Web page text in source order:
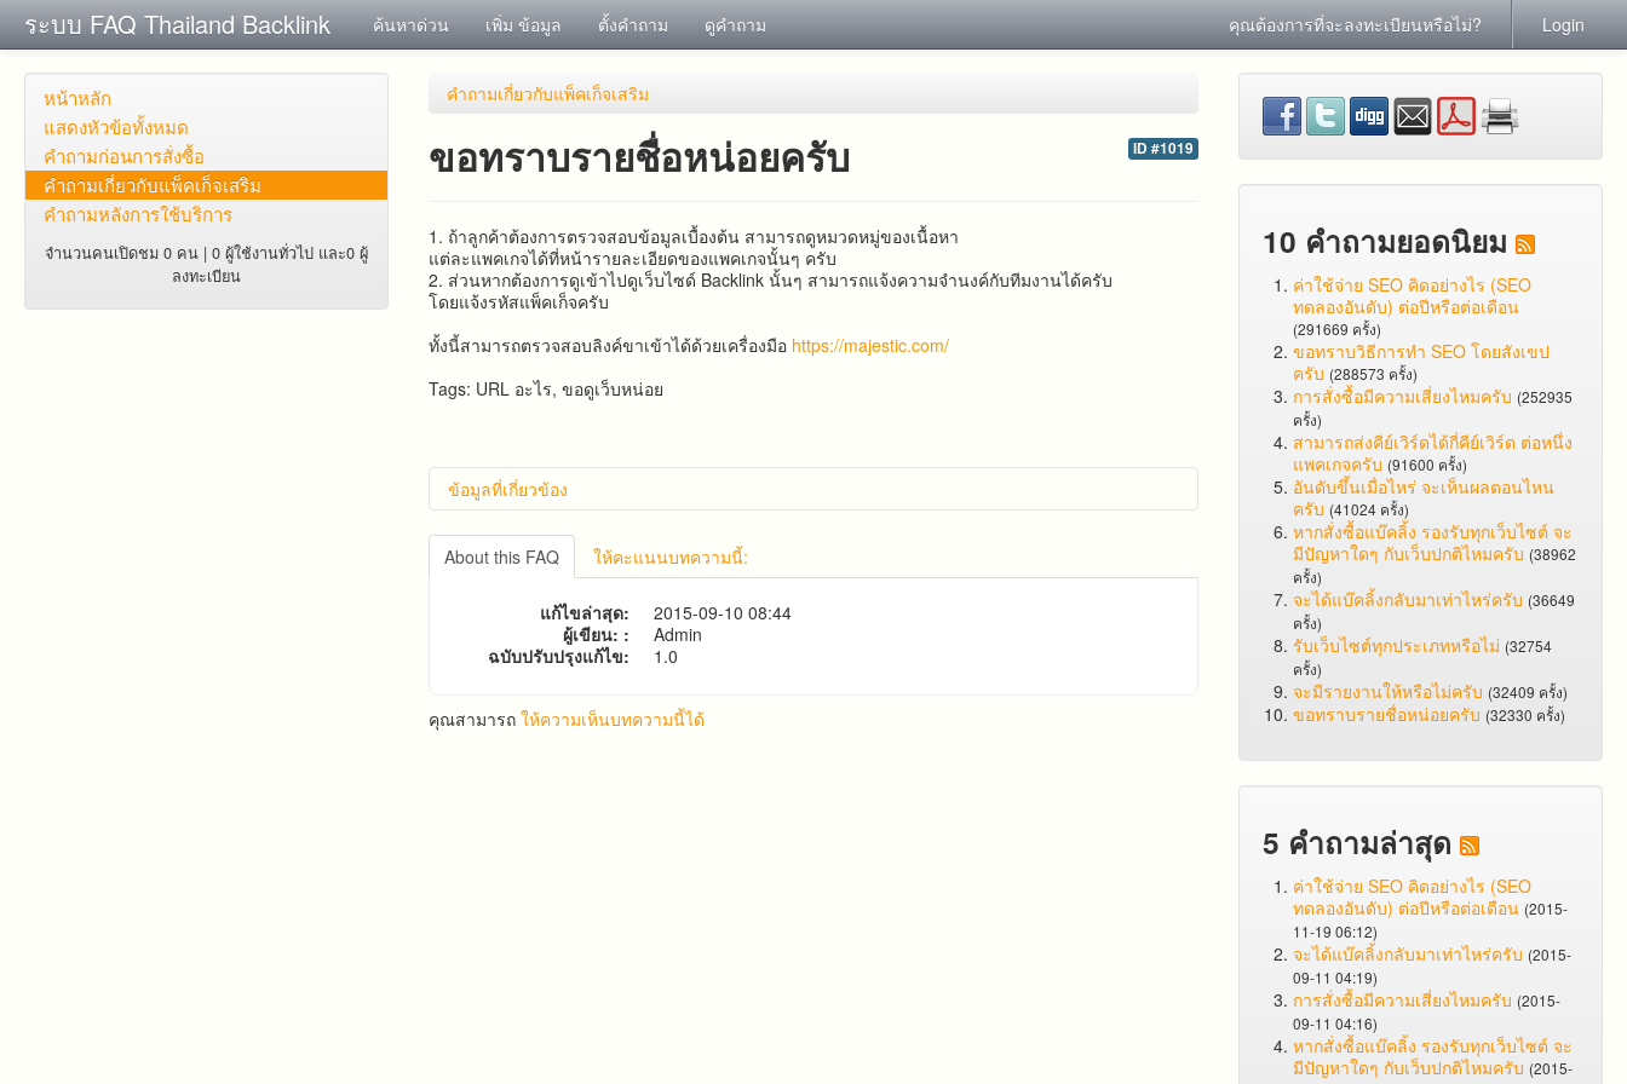
ระบบ FAQ Thailand Backlink ค้นหาด่วน เพิ่ม ข้อมูล ตั้งคำถาม ดูคำถาม คุณต้องการที่จะลงทะเบียนหรือไม่? Login
หน้าหลัก
แสดงหัวข้อทั้งหมด
คำถาม​ก่อน​การ​สั่งซื้อ​
คำถาม​เกี่ยว​กับ​แพ็คเก็จ​เสริม
คำถามหลังการใช้บริการ
จำนวนคนเปิดชม 0 คน | 0 ผู้ใช้งานทั่วไป และ0 ผู้
ลงทะเบียน
คำถาม​เกี่ยว​กับ​แพ็คเก็จ​เสริม
ID #1019
ขอทราบรายชื่อหน่อยครับ
1. ถ้า​ลูกค้า​ต้องการ​ตรวจสอบ​ข้อมูล​เบื้องต้น​ สามารถ​ดูหมวดหมู่ของเนื้อหา
แต่ละแพคเกจได้ที่หน้ารายละเอียดของแพคเกจนั้นๆ ครับ
2. ส่วน​หาก​ต้อง​การ​ดู​เข้าไปดูเว็บ​ไซด์​ Backlink​ นั้น​ๆ​ สามารถ​แจ้ง​ความจำนง​ค์​กับ​ทีมงาน​ได้​ครับ​
โดย​แจ้ง​รหัส​แพ็คเก็จครับ
ทั้งนี้สามารถตรวจสอบลิงค์ขาเข้าได้ด้วยเครื่องมือ https://majestic.com/
Tags: URL อะไร, ขอดูเว็บหน่อย
ข้อมูลที่เกี่ยวข้อง
About this FAQ ให้คะแนนบทความนี้:
แก้ไขล่าสุด:
2015-09-10 08:44
ผู้เขียน: :
Admin
ฉบับปรับปรุงแก้ไข:
1.0
คุณสามารถให้ความเห็นบทความนี้ได้
10 คำถามยอดนิยม
ค่าใช้จ่าย SEO คิดอย่างไร (SEO
ทดลองอันดับ) ต่อปีหรือต่อเดือน
(291669 ครั้ง)
ขอทราบวิธีการทำ SEO โดยสังเขป
ครับ (288573 ครั้ง)
การสั่งซื้อมีความเสี่ยงไหมครับ (252935
ครั้ง)
สามารถส่งคีย์เวิร์ดได้กี่คีย์เวิร์ด ต่อหนึ่ง
แพคเกจครับ (91600 ครั้ง)
อันดับขึ้นเมื่อไหร่ จะเห็นผลตอนไหน
ครับ (41024 ครั้ง)
หากสั่งซื้อแบ๊คลิ้ง รองรับทุกเว็บไซต์ จะ
มีปัญหาใดๆ กับเว็บปกติไหมครับ (38962
ครั้ง)
จะได้แบ๊คลิ้งกลับมาเท่าไหร่ครับ (36649
ครั้ง)
รับเว็บไซต์ทุกประเภทหรือไม่ (32754
ครั้ง)
จะมีรายงานให้หรือไม่ครับ (32409 ครั้ง)
ขอทราบรายชื่อหน่อยครับ (32330 ครั้ง)
5 คำถามล่าสุด
ค่าใช้จ่าย SEO คิดอย่างไร (SEO
ทดลองอันดับ) ต่อปีหรือต่อเดือน (2015-
11-19 06:12)
จะได้แบ๊คลิ้งกลับมาเท่าไหร่ครับ (2015-
09-11 04:19)
การสั่งซื้อมีความเสี่ยงไหมครับ (2015-
09-11 04:16)
หากสั่งซื้อแบ๊คลิ้ง รองรับทุกเว็บไซต์ จะ
มีปัญหาใดๆ กับเว็บปกติไหมครับ (2015-